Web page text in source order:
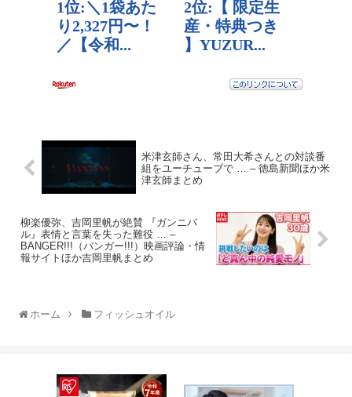
米津玄師さん、常田大希さんとの対談番
組をユーチューブで … – 徳島新聞ほか米
津玄師まとめ
柳楽優弥、吉岡里帆が絶賛 『ガンニバ
ル』表情と言葉を失った難役 … –
BANGER!!!（バンガー!!!）映画評論・情
報サイトほか吉岡里帆まとめ
ホーム フィッシュオイル